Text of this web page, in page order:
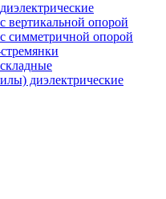
вертикальной опорой
симметричной опорой
диэлектрические